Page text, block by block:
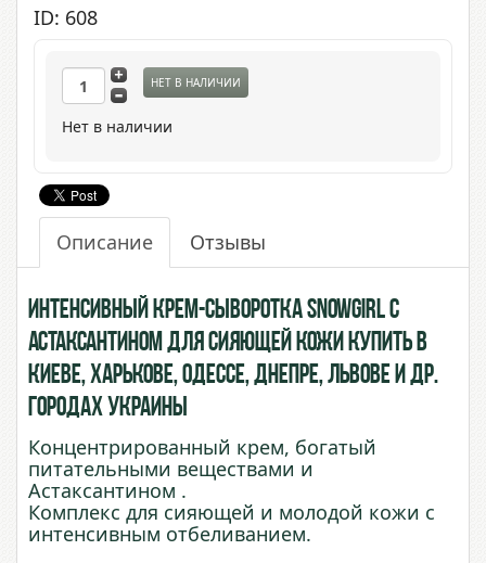
ID: 608
НЕТ В НАЛИЧИИ
Нет в наличии
Описание Отзывы
Интенсивный крем-сыворотка Snowgirl с
Астаксантином для сияющей кожи купить в
Киеве, Харькове, Одессе, Днепре, Львове и др.
городах Украины
Концентрированный крем, богатый
питательными веществами и
Астаксантином .
Комплекс для сияющей и молодой кожи с
интенсивным отбеливанием.